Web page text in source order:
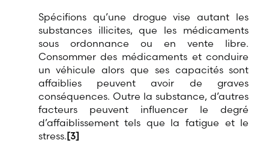
Spécifions qu’une drogue vise autant les
substances illicites, que les médicaments
sous ordonnance ou en vente libre.
Consommer des médicaments et conduire
un véhicule alors que ses capacités sont
affaiblies peuvent avoir de graves
conséquences. Outre la substance, d’autres
facteurs peuvent influencer le degré
d’affaiblissement tels que la fatigue et le
stress.[3]